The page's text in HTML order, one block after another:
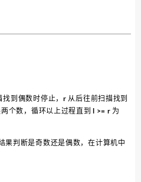
到偶数时停止，r 从后往前扫描找到
个数，循环以上过程直到 l >= r 为
果判断是奇数还是偶数，在计算机中